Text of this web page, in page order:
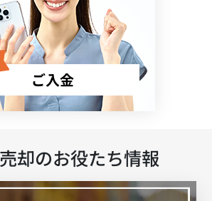
ご入金
却のお役たち情報